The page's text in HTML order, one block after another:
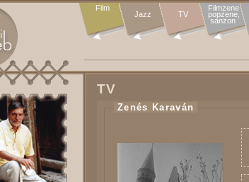
Film
Jazz TV
Filmzene
popzene,
sanzon
TV
Zenés Karaván